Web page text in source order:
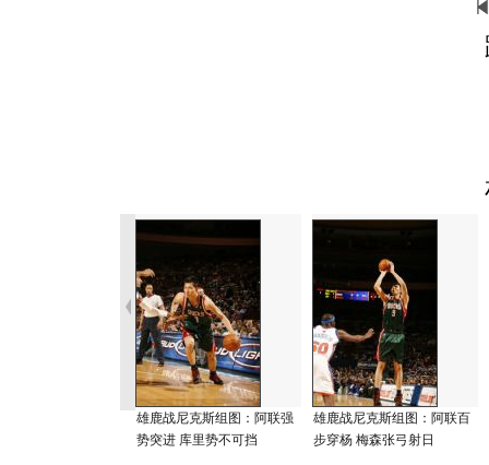
雄鹿战尼克斯组图：阿联强
势突进 库里势不可挡
雄鹿战尼克斯组图：阿联百
步穿杨 梅森张弓射日